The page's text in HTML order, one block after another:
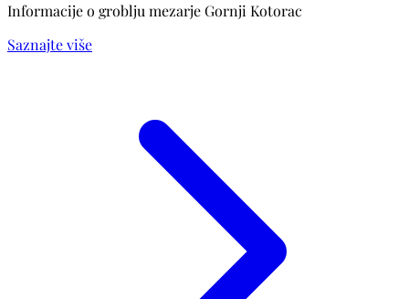
Informacije o groblju mezarje Gornji Kotorac
Saznajte više